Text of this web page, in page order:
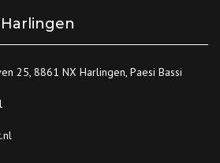
25, 8861 NX Harlingen, Paesi Bassi